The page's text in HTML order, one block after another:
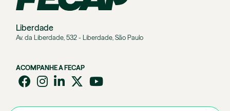
Liberdade
Av. da Liberdade, 532 - Liberdade, São Paulo
ACOMPANHE A FECAP